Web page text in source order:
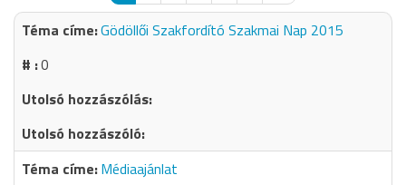
Gödöllői Szakfordító Szakmai Nap 2015
0
Médiaajánlat